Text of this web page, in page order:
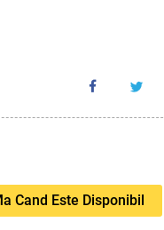
Cand Este Disponibil